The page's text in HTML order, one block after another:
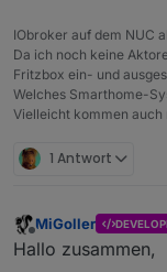
IObroker auf dem NUC
Da ich noch keine
Fritzbox ein- und
Welches Smarthome-
Vielleicht kommen auch
1 Antwort
Offline
MiGoller
Hallo zusammen,